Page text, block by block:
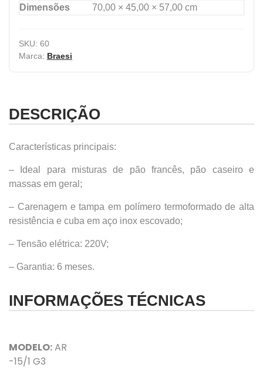
Dimensões
70,00 × 45,00 × 57,00 cm
SKU: 60
Marca: Braesi
DESCRIÇÃO
Características principais:
– Ideal para misturas de pão francês, pão caseiro e
massas em geral;
– Carenagem e tampa em polímero termoformado de alta
resistência e cuba em aço inox escovado;
– Tensão elétrica: 220V;
– Garantia: 6 meses.
INFORMAÇÕES TÉCNICAS
MODELO:AR
-15/1 G3